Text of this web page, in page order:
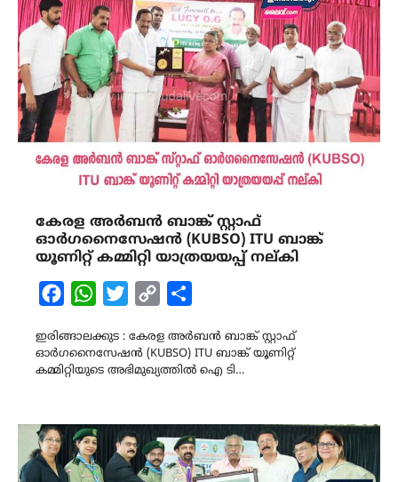
കേരള അർബൻ ബാങ്ക് സ്റ്റാഫ്
ഓർഗനൈസേഷൻ (KUBSO) ITU ബാങ്ക്
യൂണിറ്റ് കമ്മിറ്റി യാത്രയയപ്പ് നല്കി
FacebookWhatsAppTwitterCopy
ഇരിങ്ങാലക്കുട : കേരള അർബൻ ബാങ്ക് സ്റ്റാഫ്
ഓർഗനൈസേഷൻ (KUBSO) ITU ബാങ്ക് യൂണിറ്റ്
കമ്മിറ്റിയുടെ അഭിമുഖ്യത്തിൽ ഐ ടി…